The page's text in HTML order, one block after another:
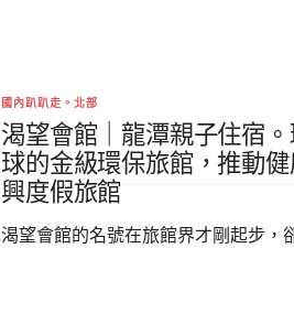
國內趴趴走。北部
渴望會館｜龍潭親子住宿
球的金級環保旅館，推動
興度假旅館
渴望會館的名號在旅館界才剛起步，